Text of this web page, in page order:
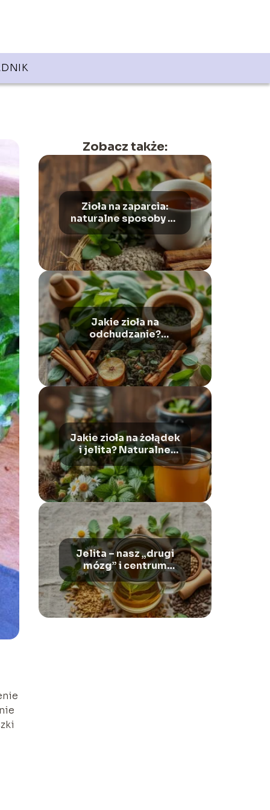
Zobacz także:
Zioła na zaparcia:
naturalne sposoby na
problemy z
wypróżnianiem i
wzdęcia
Jakie zioła na
odchudzanie?
Naturalne wsparcie w
walce z nadwagą i
otyłością
Jakie zioła na żołądek
i jelita? Naturalne
sposoby na ukojenie
układu pokarmowego
Jelita – nasz „drugi
mózg” i centrum
zdrowia